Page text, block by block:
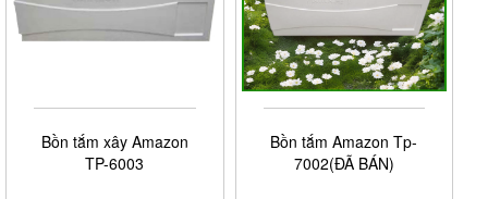
Bồn tắm xây Amazon
TP-6003
Bồn tắm Amazon Tp-
7002(ĐÃ BÁN)